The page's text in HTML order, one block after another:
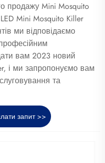
продажу Mini Mosquito
Mini Mosquito Killer
ми відповідаємо
вам 2023 новий
і ми запропонуємо вам
та
запит >>